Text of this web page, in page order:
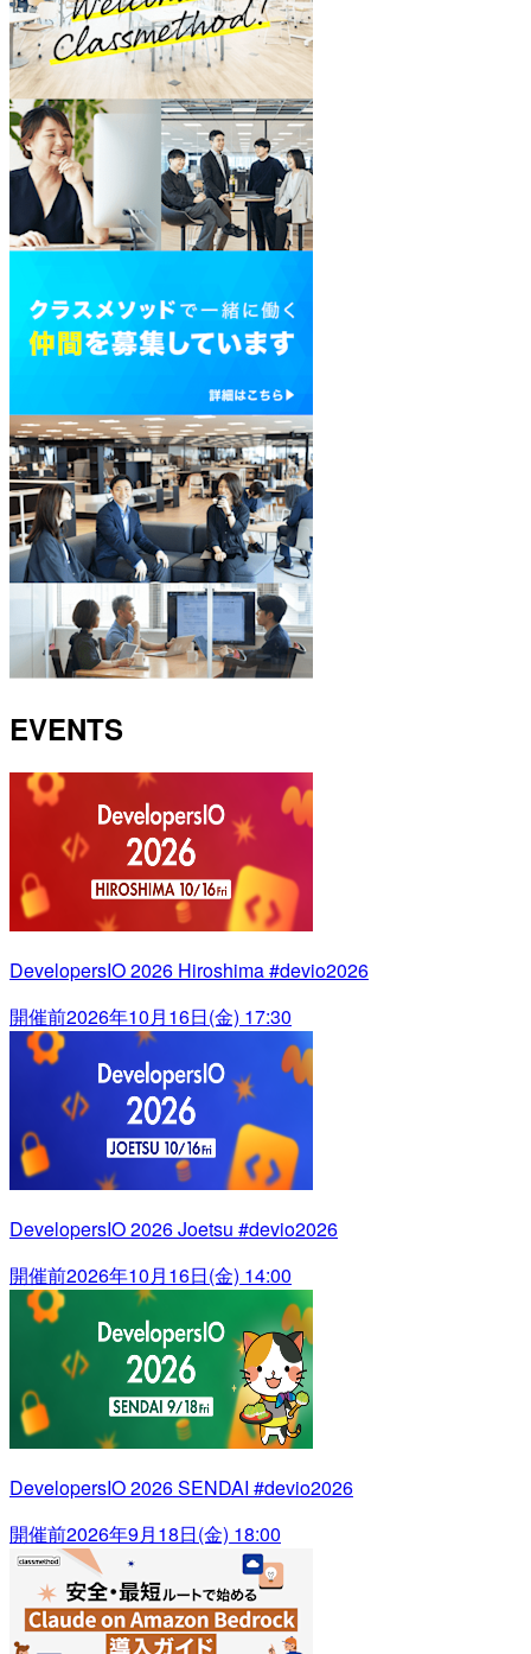
EVENTS
DevelopersIO 2026 Hiroshima #devio2026
開催前2026年10月16日(金) 17:30
DevelopersIO 2026 Joetsu #devio2026
開催前2026年10月16日(金) 14:00
DevelopersIO 2026 SENDAI #devio2026
開催前2026年9月18日(金) 18:00